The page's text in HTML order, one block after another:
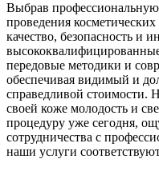
Выбрав
проведения
качество, безопасность и
передовые методики и
обеспечивая видимый и
справедливой стоимости.
своей коже молодость и
процедуру уже сегодня,
сотрудничества с
наши услуги